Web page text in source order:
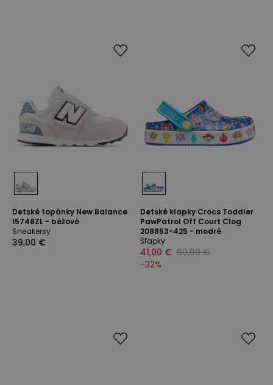
Detské topánky New Balance
I5748ZL - béžové
Sneakersy
39,00 €
Detské klapky Crocs Toddler
PawPatrol Off Court Clog
208853-425 - modré
Šľapky
41,00 € 60,00 €
-32%